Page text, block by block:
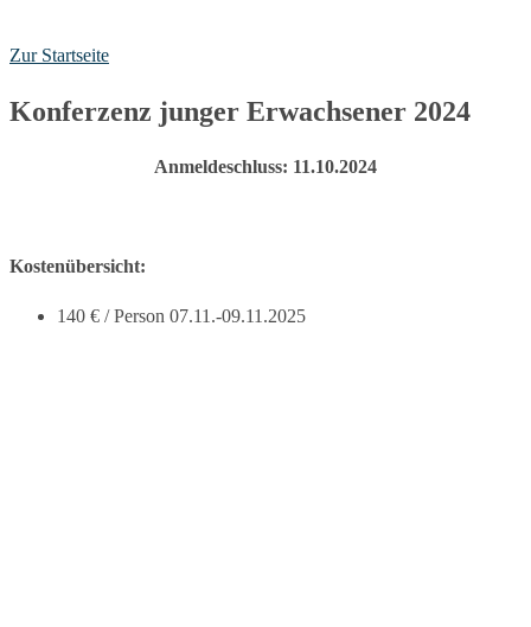
Zur Startseite
Konferzenz junger Erwachsener 2024
Anmeldeschluss: 11.10.2024
Kostenübersicht:
140 € / Person 07.11.-09.11.2025